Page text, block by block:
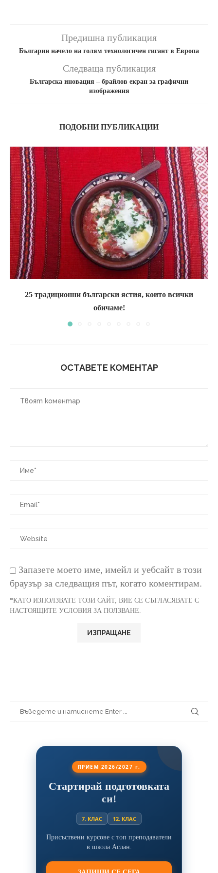
Предишна публикация
Българин начело на голям технологичен гигант в Европа
Следваща публикация
Българска иновация – брайлов екран за графични
изображения
ПОДОБНИ ПУБЛИКАЦИИ
25 традиционни български ястия, които всички
обичаме!
ОСТАВЕТЕ КОМЕНТАР
Запазете моето име, имейл и уебсайт в този
браузър за следващия път, когато коментирам.
*КАТО ИЗПОЛЗВАТЕ ТОЗИ САЙТ, ВИЕ СЕ СЪГЛАСЯВАТЕ С
НАСТОЯЩИТЕ УСЛОВИЯ ЗА ПОЛЗВАНЕ.
ПРИЕМ 2026/2027 г.
Стартирай подготовката
си!
7. КЛАС 12. КЛАС
Присъствени курсове с топ преподаватели
в школа Аслан.